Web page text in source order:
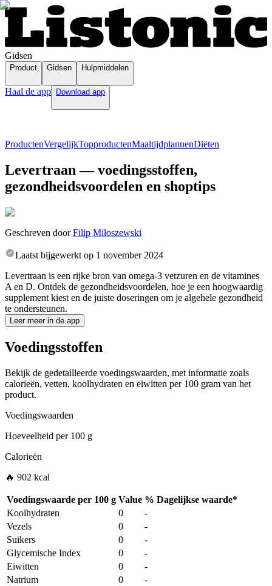
Gidsen
Product Gidsen Hulpmiddelen
Haal de app Download app
ProductenVergelijkTopproductenMaaltijdplannenDiëten
Levertraan — voedingsstoffen,
gezondheidsvoordelen en shoptips
Geschreven door Filip Miłoszewski
Laatst bijgewerkt op 1 november 2024
Levertraan is een rijke bron van omega-3 vetzuren en de vitamines
A en D. Ontdek de gezondheidsvoordelen, hoe je een hoogwaardig
supplement kiest en de juiste doseringen om je algehele gezondheid
te ondersteunen.
Leer meer in de app
Voedingsstoffen
Bekijk de gedetailleerde voedingswaarden, met informatie zoals
calorieën, vetten, koolhydraten en eiwitten per 100 gram van het
product.
Voedingswaarden
Hoeveelheid per100 g
Calorieën
🔥 902 kcal
Voedingswaarde per 100 g Value % Dagelijkse waarde*
Koolhydraten
0
-
Vezels
0
-
Suikers
0
-
Glycemische Index
0
-
Eiwitten
0
-
Natrium
0
-